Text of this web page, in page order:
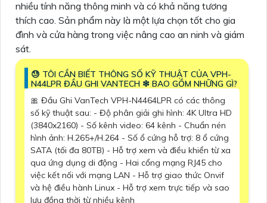
nhiều tính năng thông minh và có khả năng tương
thích cao. Sản phẩm này là một lựa chọn tốt cho gia
đình và cửa hàng trong việc nâng cao an ninh và giám
sát.
😓 TÔI CẦN BIẾT THÔNG SỐ KỸ THUẬT CỦA VPH-
N44LPR ĐẦU GHI VANTECH ❇ BAO GỒM NHỮNG GÌ?
🎀 Đầu Ghi VanTech VPH-N4464LPR có các thông
số kỹ thuật sau: - Độ phân giải ghi hình: 4K Ultra HD
(3840x2160) - Số kênh video: 64 kênh - Chuẩn nén
hình ảnh: H.265+/H.264 - Số ổ cứng hỗ trợ: 8 ổ cứng
SATA (tối đa 80TB) - Hỗ trợ xem và điều khiển từ xa
qua ứng dụng di động - Hai cổng mạng RJ45 cho
việc kết nối với mạng LAN - Hỗ trợ giao thức Onvif
và hệ điều hành Linux - Hỗ trợ xem trực tiếp và sao
lưu đồng thời từ nhiều kênh